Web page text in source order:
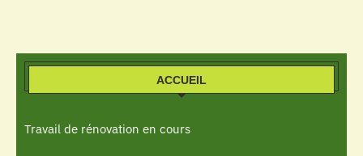
ACCUEIL
Travail de rénovation en cours